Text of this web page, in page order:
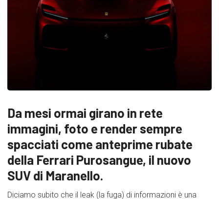
Da mesi ormai girano in rete
immagini, foto e render sempre
spacciati come anteprime rubate
della Ferrari Purosangue, il nuovo
SUV di Maranello.
Diciamo subito che il leak (la fuga) di informazioni è una